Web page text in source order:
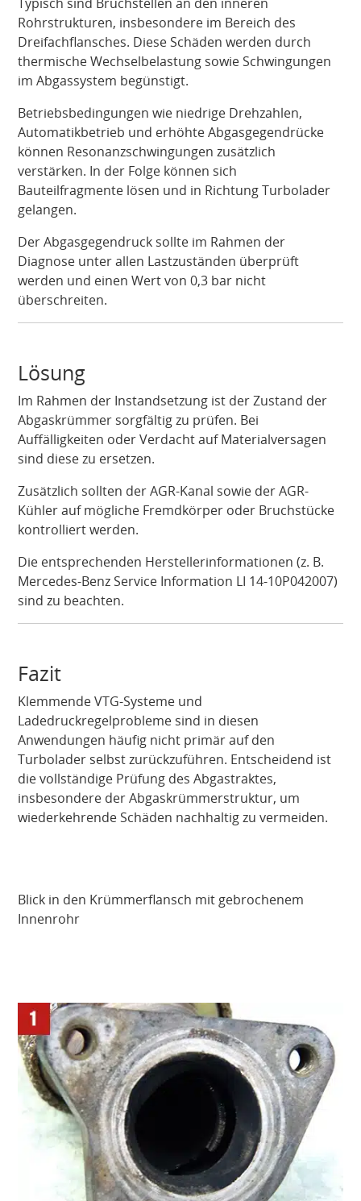
Rohrstrukturen, insbesondere im Bereich des
Dreifachflansches. Diese Schäden werden durch
thermische Wechselbelastung sowie Schwingungen
im Abgassystem begünstigt.
Betriebsbedingungen wie niedrige Drehzahlen,
Automatikbetrieb und erhöhte Abgasgegendrücke
können Resonanzschwingungen zusätzlich
verstärken. In der Folge können sich
Bauteilfragmente lösen und in Richtung Turbolader
gelangen.
Der Abgasgegendruck sollte im Rahmen der
Diagnose unter allen Lastzuständen überprüft
werden und einen Wert von 0,3 bar nicht
überschreiten.
Lösung
Im Rahmen der Instandsetzung ist der Zustand der
Abgaskrümmer sorgfältig zu prüfen. Bei
Auffälligkeiten oder Verdacht auf Materialversagen
sind diese zu ersetzen.
Zusätzlich sollten der AGR-Kanal sowie der AGR-
Kühler auf mögliche Fremdkörper oder Bruchstücke
kontrolliert werden.
Die entsprechenden Herstellerinformationen (z. B.
Mercedes-Benz Service Information LI 14-10P042007)
sind zu beachten.
Fazit
Klemmende VTG-Systeme und
Ladedruckregelprobleme sind in diesen
Anwendungen häufig nicht primär auf den
Turbolader selbst zurückzuführen. Entscheidend ist
die vollständige Prüfung des Abgastraktes,
insbesondere der Abgaskrümmerstruktur, um
wiederkehrende Schäden nachhaltig zu vermeiden.
Blick in den Krümmerflansch mit gebrochenem
Innenrohr